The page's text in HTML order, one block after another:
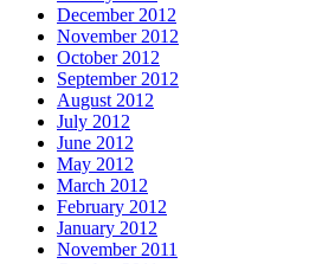
December 2012
November 2012
October 2012
September 2012
August 2012
July 2012
June 2012
May 2012
March 2012
February 2012
January 2012
November 2011